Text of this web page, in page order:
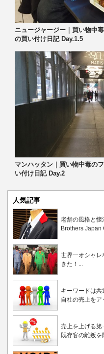
ニュージャージー｜買い物中
の買い付け日記 Day.1.5
マンハッタン｜買い物中毒の
い付け日記 Day.2
人気記事
老舗の風格と
Brothers Japan
世界一オシャレ
きた！...
キーワードは
自社の売上をア
売上を上げる第
既存客の離叛を